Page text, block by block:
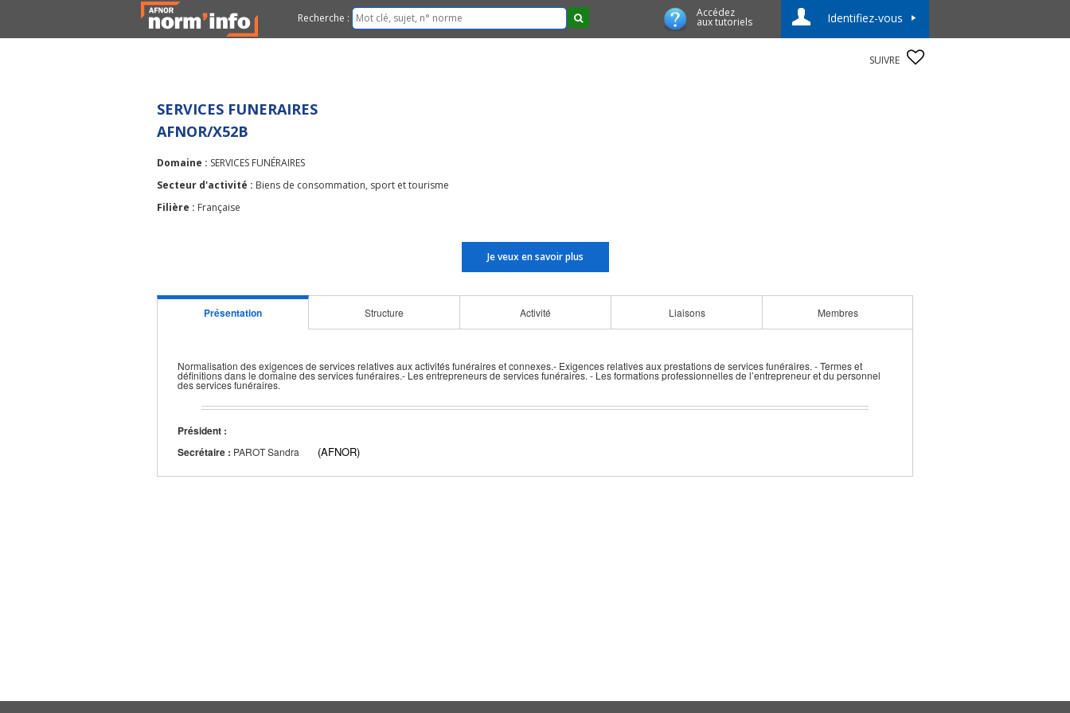
Recherche : Accédez
aux tutoriels Identifiez-vous
SUIVRE
SERVICES FUNERAIRES
AFNOR/X52B
Domaine : SERVICES FUNÉRAIRES
Secteur d'activité : Biens de consommation, sport et tourisme
Filière : Française
Je veux en savoir plus
Présentation Structure Activité Liaisons Membres
Normalisation des exigences de services relatives aux activités funéraires et connexes.- Exigences relatives aux prestations de services funéraires. - Termes et
définitions dans le domaine des services funéraires.- Les entrepreneurs de services funéraires. - Les formations professionnelles de l’entrepreneur et du personnel
des services funéraires.
Président :
Secrétaire : PAROT Sandra (AFNOR)